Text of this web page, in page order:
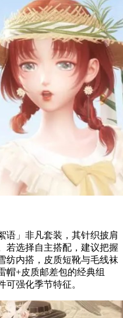
语」非凡套装，其针织披肩
若选择自主搭配，建议把握
纺内搭，皮质短靴与毛线袜
帽+皮质邮差包的经典组
强化季节特征。